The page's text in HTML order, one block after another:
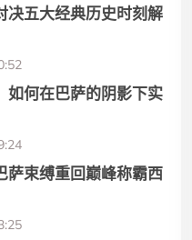
决五大经典历史时刻解
如何在巴萨的阴影下实
萨束缚重回巅峰称霸西